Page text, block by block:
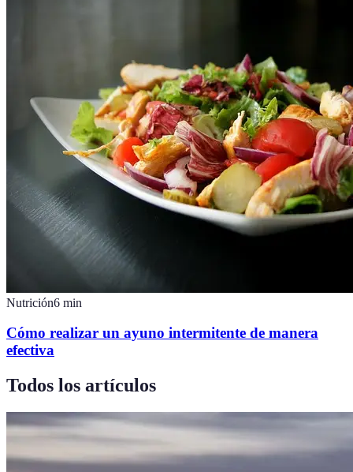
Nutrición6 min
Cómo realizar un ayuno intermitente de manera
efectiva
Todos los artículos